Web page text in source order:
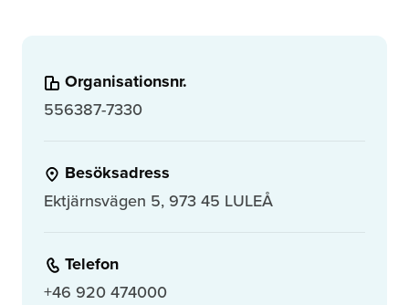
Organisationsnr.
556387-7330
Besöksadress
Ektjärnsvägen 5, 973 45 LULEÅ
Telefon
+46 920 474000